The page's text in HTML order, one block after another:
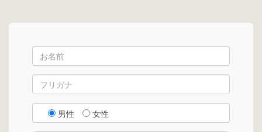
男性 女性